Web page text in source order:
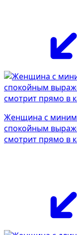
Женщина с
спокойным
смотрит прямо в